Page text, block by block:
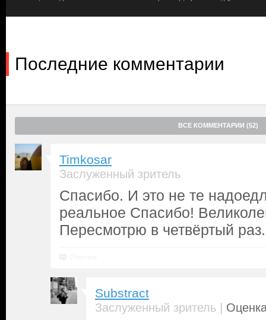
Последние комментарии
ВСЕ КОММЕНТАРИИ (52)
Timkosar
Заслуженный зритель
Спасибо. И это не те
реальное Спасибо!
Пересмотрю в четвёртый раз.
Substract
Заслуженный зритель |